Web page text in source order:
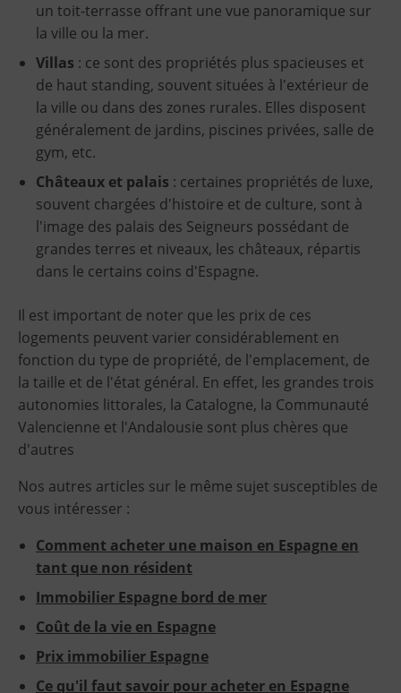
un toit-terrasse offrant une vue panoramique sur
la ville ou la mer.
Villas : ce sont des propriétés plus spacieuses et
de haut standing, souvent situées à l'extérieur de
la ville ou dans des zones rurales. Elles disposent
généralement de jardins, piscines privées, salle de
gym, etc.
Châteaux et palais : certaines propriétés de luxe,
souvent chargées d'histoire et de culture, sont à
l'image des palais des Seigneurs possédant de
grandes terres et niveaux, les châteaux, répartis
dans le certains coins d'Espagne.
Il est important de noter que les prix de ces
logements peuvent varier considérablement en
fonction du type de propriété, de l'emplacement, de
la taille et de l'état général. En effet, les grandes trois
autonomies littorales, la Catalogne, la Communauté
Valencienne et l'Andalousie sont plus chères que
d'autres
Nos autres articles sur le même sujet susceptibles de
vous intéresser :
Comment acheter une maison en Espagne en
tant que non résident
Immobilier Espagne bord de mer
Coût de la vie en Espagne
Prix immobilier Espagne
Ce qu'il faut savoir pour acheter en Espagne